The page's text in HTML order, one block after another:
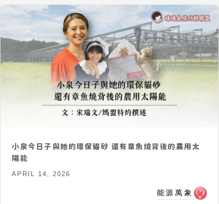
小泉今日子與她的環保貓砂 還有章魚燒背後的農用太
陽能
APRIL 14, 2026
能源萬象